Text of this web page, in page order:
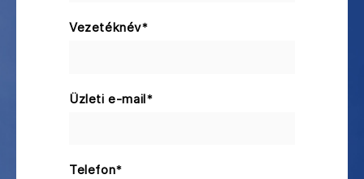
Vezetéknév*
Üzleti e-mail*
Telefon*